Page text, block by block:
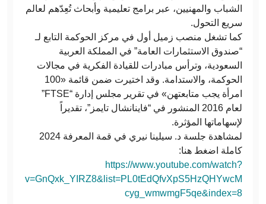
الشباب والمهنيين، عبر برامج تعليمية وأبحاث تُعِدّهم لعالم
سريع التحول.
كما تشغل منصب زميل أول في مركز الحوكمة التابع لـ
“صندوق الاستثمارات العامة” في المملكة العربية
السعودية، وترأس مبادرات للقيادة الفكرية في مجالات
الحوكمة، والاستدامة. وقد اختيرت ضمن قائمة «100
امرأة يجب متابعتهن» في تقرير مجلس إدارة “FTSE
”
لعام 2016 المنشور في “فاينانشال تايمز”، تقديراً
لإسهاماتها المؤثرة.
لمشاهدة جلسة د. سيلينا نيري في قمة المعرفة 2024
كاملة اضغط هنا:
https://www.youtube.com/watch?
v=GnQxk_YIRZ8&list=PL0tEdQfvXpS5HzQHYwcM
cyg_wmwmgF5qe&index=8